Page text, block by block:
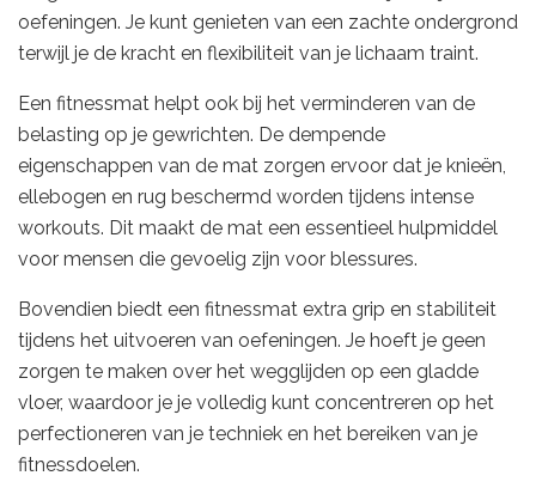
oefeningen. Je kunt genieten van een zachte ondergrond
terwijl je de kracht en flexibiliteit van je lichaam traint.
Een fitnessmat helpt ook bij het verminderen van de
belasting op je gewrichten. De dempende
eigenschappen van de mat zorgen ervoor dat je knieën,
ellebogen en rug beschermd worden tijdens intense
workouts. Dit maakt de mat een essentieel hulpmiddel
voor mensen die gevoelig zijn voor blessures.
Bovendien biedt een fitnessmat extra grip en stabiliteit
tijdens het uitvoeren van oefeningen. Je hoeft je geen
zorgen te maken over het wegglijden op een gladde
vloer, waardoor je je volledig kunt concentreren op het
perfectioneren van je techniek en het bereiken van je
fitnessdoelen.